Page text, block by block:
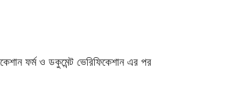
ফর্ম ও ডকুমেন্ট ভেরিফিকেশান এর পর